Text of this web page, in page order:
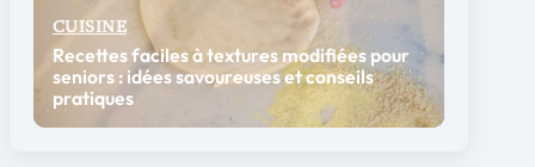
CUISINE
Recettes faciles à textures modifiées pour
seniors : idées savoureuses et conseils
pratiques